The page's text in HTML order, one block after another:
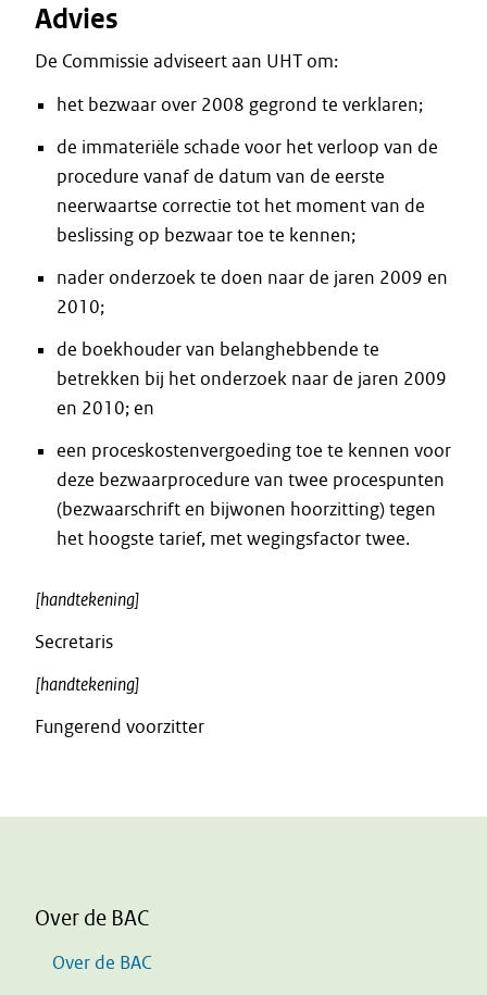
Advies
De Commissie adviseert aan UHT om:
het bezwaar over 2008 gegrond te verklaren;
de immateriële schade voor het verloop van de
procedure vanaf de datum van de eerste
neerwaartse correctie tot het moment van de
beslissing op bezwaar toe te kennen;
nader onderzoek te doen naar de jaren 2009 en
2010;
de boekhouder van belanghebbende te
betrekken bij het onderzoek naar de jaren 2009
en 2010; en
een proceskostenvergoeding toe te kennen voor
deze bezwaarprocedure van twee procespunten
(bezwaarschrift en bijwonen hoorzitting) tegen
het hoogste tarief, met wegingsfactor twee.
[handtekening]
Secretaris
[handtekening]
Fungerend voorzitter
Over de BAC
Over de BAC